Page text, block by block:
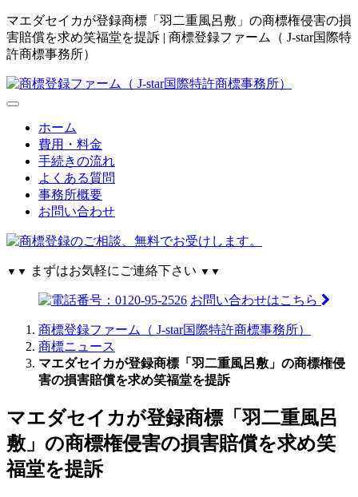
マエダセイカが登録商標「羽二重風呂敷」の商標権侵害の損
害賠償を求め笑福堂を提訴 | 商標登録ファーム（ J-star国際特
許商標事務所）
ホーム
費用・料金
手続きの流れ
よくある質問
事務所概要
お問い合わせ
▼▼ まずはお気軽にご連絡下さい ▼▼
お問い合わせはこちら
商標登録ファーム（ J-star国際特許商標事務所）
商標ニュース
マエダセイカが登録商標「羽二重風呂敷」の商標権侵
害の損害賠償を求め笑福堂を提訴
マエダセイカが登録商標「羽二重風呂
敷」の商標権侵害の損害賠償を求め笑
福堂を提訴